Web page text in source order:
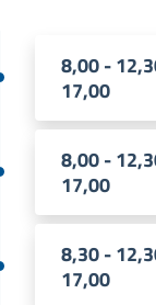
8,00 -
17,00
8,00 -
17,00
8,30 -
17,00